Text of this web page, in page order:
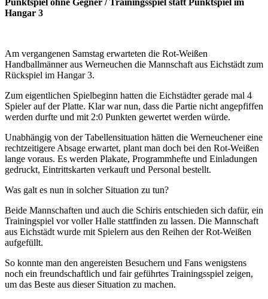
Punktspiel ohne Gegner /Trainingsspiel statt Punktspiel im
Hangar 3
Am vergangenen Samstag erwarteten die Rot-Weißen
Handballmänner aus Werneuchen die Mannschaft aus Eichstädt zum
Rückspiel im Hangar 3.
Zum eigentlichen Spielbeginn hatten die Eichstädter gerade mal 4
Spieler auf der Platte. Klar war nun, dass die Partie nicht angepfiffen
werden durfte und mit 2:0 Punkten gewertet werden würde.
Unabhängig von der Tabellensituation hätten die Werneuchener eine
rechtzeitigere Absage erwartet, plant man doch bei den Rot-Weißen
lange voraus. Es werden Plakate, Programmhefte und Einladungen
gedruckt, Eintrittskarten verkauft und Personal bestellt.
Was galt es nun in solcher Situation zu tun?
Beide Mannschaften und auch die Schiris entschieden sich dafür, ein
Trainingspiel vor voller Halle stattfinden zu lassen. Die Mannschaft
aus Eichstädt wurde mit Spielern aus den Reihen der Rot-Weißen
aufgefüllt.
So konnte man den angereisten Besuchern und Fans wenigstens
noch ein freundschaftlich und fair geführtes Trainingsspiel zeigen,
um das Beste aus dieser Situation zu machen.